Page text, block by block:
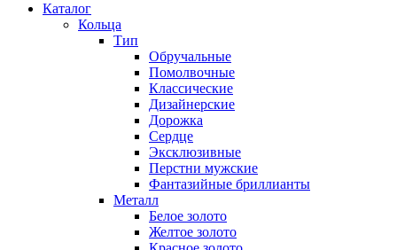
Каталог
Кольца
Тип
Обручальные
Помолвочные
Классические
Дизайнерские
Дорожка
Сердце
Эксклюзивные
Перстни мужские
Фантазийные бриллианты
Металл
Белое золото
Желтое золото